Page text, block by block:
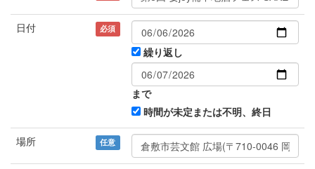
日付 必須
繰り返し
まで
時間が未定または不明、終日
場所 任意